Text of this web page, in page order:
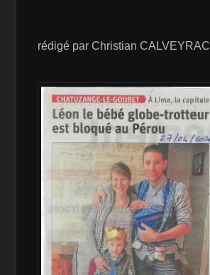
rédigé par Christian CALVEYRAC